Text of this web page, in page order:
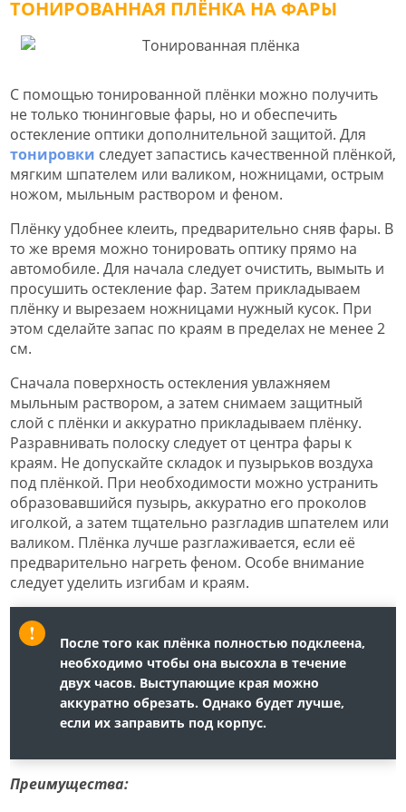
ТОНИРОВАННАЯ ПЛЁНКА НА ФАРЫ
С помощью тонированной плёнки можно получить
не только тюнинговые фары, но и обеспечить
остекление оптики дополнительной защитой. Для
тонировки следует запастись качественной плёнкой,
мягким шпателем или валиком, ножницами, острым
ножом, мыльным раствором и феном.
Плёнку удобнее клеить, предварительно сняв фары. В
то же время можно тонировать оптику прямо на
автомобиле. Для начала следует очистить, вымыть и
просушить остекление фар. Затем прикладываем
плёнку и вырезаем ножницами нужный кусок. При
этом сделайте запас по краям в пределах не менее 2
см.
Сначала поверхность остекления увлажняем
мыльным раствором, а затем снимаем защитный
слой с плёнки и аккуратно прикладываем плёнку.
Разравнивать полоску следует от центра фары к
краям. Не допускайте складок и пузырьков воздуха
под плёнкой. При необходимости можно устранить
образовавшийся пузырь, аккуратно его проколов
иголкой, а затем тщательно разгладив шпателем или
валиком. Плёнка лучше разглаживается, если её
предварительно нагреть феном. Особе внимание
следует уделить изгибам и краям.
После того как плёнка полностью подклеена,
необходимо чтобы она высохла в течение
двух часов. Выступающие края можно
аккуратно обрезать. Однако будет лучше,
если их заправить под корпус.
Преимущества: